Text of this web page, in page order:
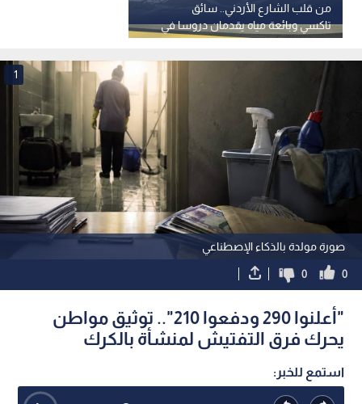
من قلب الشارع الأردني.. سائق
تاكسي وبائعة مياه يقدمان دروسا في
الإنسانية
صورة مولدة بالذكاء الإصطناعي
1
0
0
"أعلنوا 290 ودفعوا 210".. توثيق مواطن
يحرك فرق التفتيش لمنشأة بالكرك
استمع للخبر: